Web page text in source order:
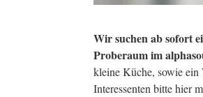
Wir suchen ab sofort
Proberaum im
kleine Küche, sowie
Interessenten bitte hier